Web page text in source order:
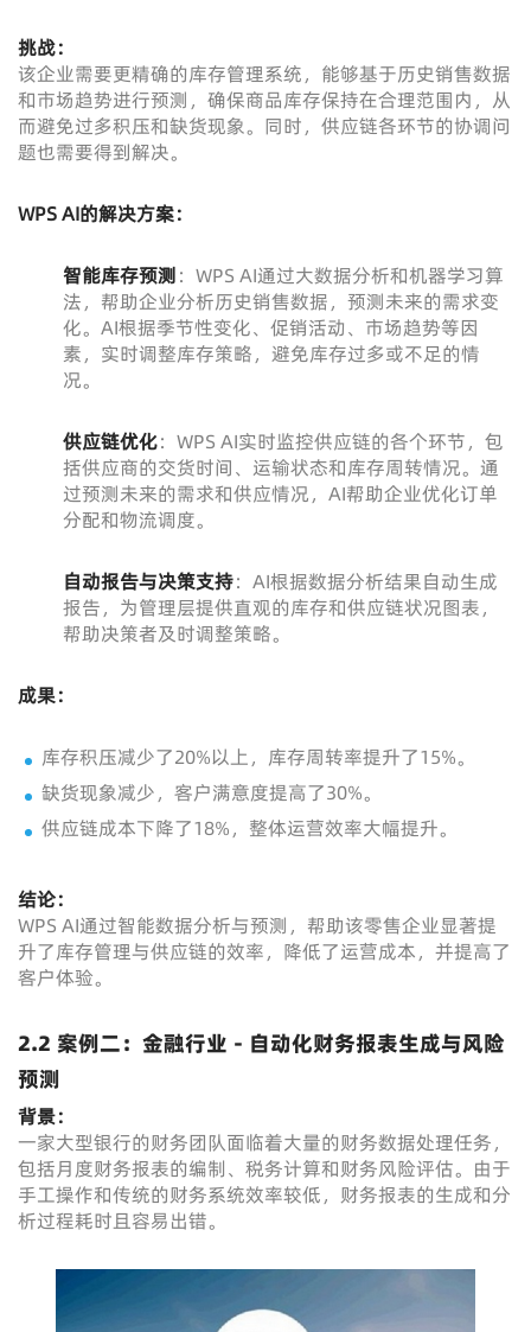
挑战：
该企业需要更精确的库存管理系统，能够基于历史销售数据
和市场趋势进行预测，确保商品库存保持在合理范围内，从
而避免过多积压和缺货现象。同时，供应链各环节的协调问
题也需要得到解决。
WPS AI的解决方案：
智能库存预测：WPS AI通过大数据分析和机器学习算
法，帮助企业分析历史销售数据，预测未来的需求变
化。AI根据季节性变化、促销活动、市场趋势等因
素，实时调整库存策略，避免库存过多或不足的情
况。
供应链优化：WPS AI实时监控供应链的各个环节，包
括供应商的交货时间、运输状态和库存周转情况。通
过预测未来的需求和供应情况，AI帮助企业优化订单
分配和物流调度。
自动报告与决策支持：AI根据数据分析结果自动生成
报告，为管理层提供直观的库存和供应链状况图表，
帮助决策者及时调整策略。
成果：
库存积压减少了20%以上，库存周转率提升了15%。
缺货现象减少，客户满意度提高了30%。
供应链成本下降了18%，整体运营效率大幅提升。
结论：
WPS AI通过智能数据分析与预测，帮助该零售企业显著提
升了库存管理与供应链的效率，降低了运营成本，并提高了
客户体验。
2.2 案例二：金融行业 - 自动化财务报表生成与风险
预测
背景：
一家大型银行的财务团队面临着大量的财务数据处理任务，
包括月度财务报表的编制、税务计算和财务风险评估。由于
手工操作和传统的财务系统效率较低，财务报表的生成和分
析过程耗时且容易出错。